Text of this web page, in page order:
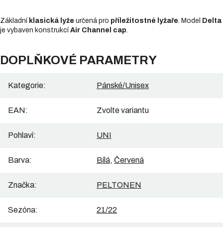
Základní klasická lyže určená pro příležitostné lyžaře . Model
Delta
je vybaven konstrukcí Air Channel cap
DOPLŇKOVÉ PARAMETRY
Kategorie: Pánské/Unisex
EAN: Zvolte variantu
Pohlaví: UNI
Barva: Bílá, Červená
Značka: PELTONEN
Sezóna: 21/22